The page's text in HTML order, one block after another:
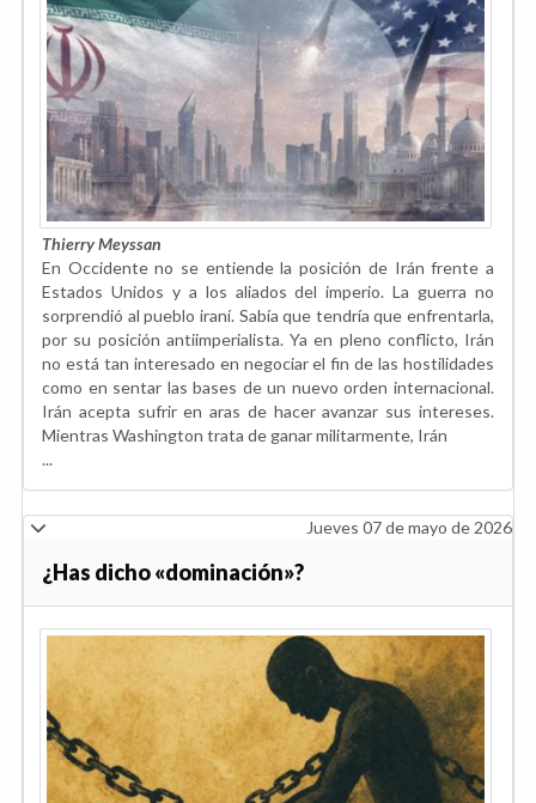
Thierry Meyssan
En Occidente no se entiende la posición de Irán frente a
Estados Unidos y a los aliados del imperio. La guerra no
sorprendió al pueblo iraní. Sabía que tendría que enfrentarla,
por su posición antiimperialista. Ya en pleno conflicto, Irán
no está tan interesado en negociar el fin de las hostilidades
como en sentar las bases de un nuevo orden internacional.
Irán acepta sufrir en aras de hacer avanzar sus intereses.
Mientras Washington trata de ganar militarmente, Irán
...
Jueves 07 de mayo de 2026
¿Has dicho «dominación»?